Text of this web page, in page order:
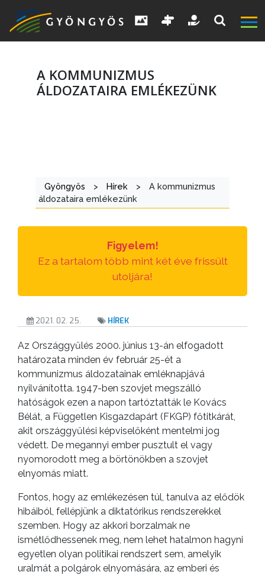
KIEMELT
VÁROS
LAKOSSÁGI
INFORMÁCIÓK
HASZNOS
KVÍZ
A
VÁROS
PÉNZÜGYEI
A KOMMUNIZMUS
ÁLDOZATAIRA EMLÉKEZÜNK
Gyöngyös > Hírek >
A kommunizmus
áldozataira emlékezünk
Figyelem!
Ez a tartalom több mint két éve frissült
utoljára!
2021. 02. 25. HÍREK
Az Országgyűlés 2000. június 13-án elfogadott
határozata minden év február 25-ét a
kommunizmus áldozatainak emléknapjává
nyilvánította. 1947-ben szovjet megszálló
hatóságok ezen a napon tartóztatták le Kovács
Bélát, a Független Kisgazdapárt (FKGP) főtitkárát,
akit országgyűlési képviselőként mentelmi jog
védett. De megannyi ember pusztult el vagy
nyomorodott meg a börtönökben a szovjet
elnyomás miatt.
Fontos, hogy az emlékezésen túl, tanulva az elődök
hibáiból, fellépjünk a diktatórikus rendszerekkel
szemben. Hogy az akkori borzalmak ne
ismétlődhessenek meg, nem lehet hatalmon hagyni
egyetlen olyan politikai rendszert sem, amelyik
uralmát a polgárok elnyomására, az emberi és